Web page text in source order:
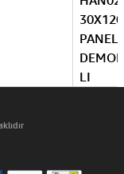
PANEL
LI